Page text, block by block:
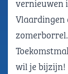
vernieuwen
Vlaardingen
wil je bijzijn!